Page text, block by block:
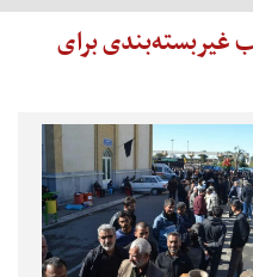
غیر‌بسته‌بندی برای